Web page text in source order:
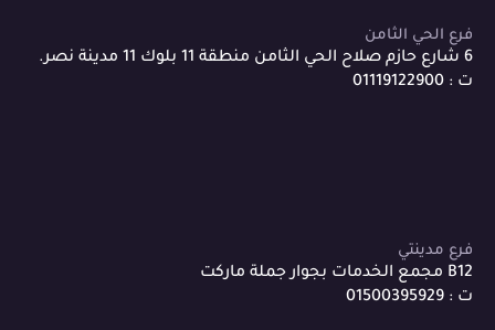
فرع الحي الثامن
6 شارع حازم صلاح الحي الثامن منطقة 11 بلوك 11 مدينة نصر.
ت : 01119122900
فرع مدينتي
B12 مجمع الخدمات بجوار جملة ماركت
ت : 01500395929